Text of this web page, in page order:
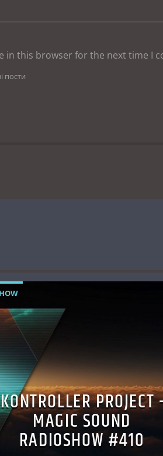
in this browser for the next time I
пости
KONTROLLER PROJECT
MAGIC SOUND
RADIOSHOW #410